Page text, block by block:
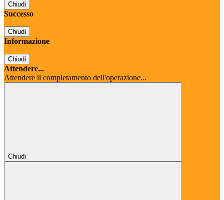
Chiudi
Successo
Chiudi
Informazione
Chiudi
Attendere...
Attendere il completamento dell'operazione...
Chiudi